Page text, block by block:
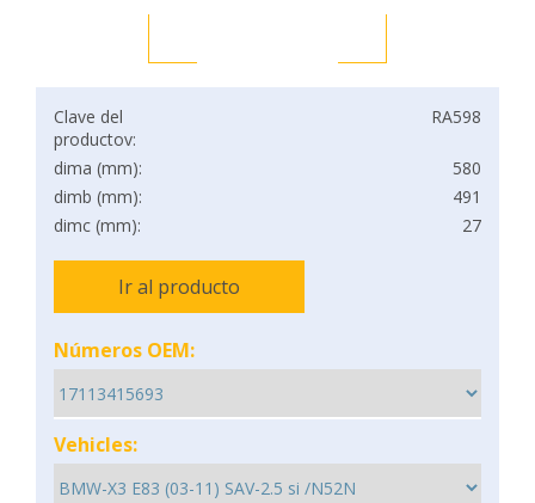
Clave del
productov:
RA598
dima (mm):
580
dimb (mm):
491
dimc (mm):
27
Ir al producto
Números OEM:
Vehicles: